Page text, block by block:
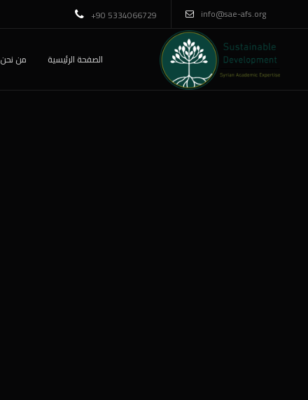
+90 5334066729 info@sae-afs.org
الصفحة الرئيسية من نحن